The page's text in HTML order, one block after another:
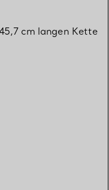
cm langen Kette